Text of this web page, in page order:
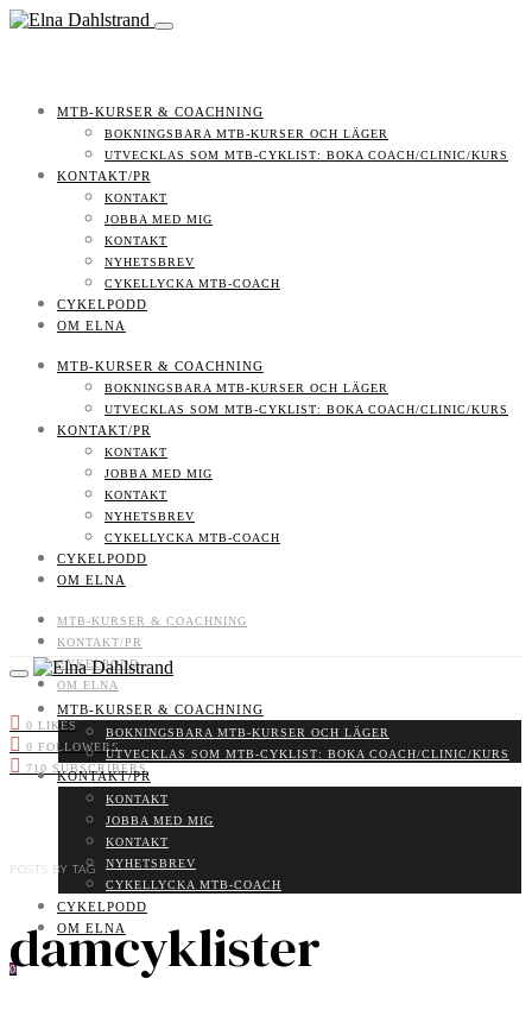
MTB-KURSER & COACHNING
BOKNINGSBARA MTB-KURSER OCH LÄGER
UTVECKLAS SOM MTB-CYKLIST: BOKA COACH/CLINIC/KURS
KONTAKT/PR
KONTAKT
JOBBA MED MIG
KONTAKT
NYHETSBREV
CYKELLYCKA MTB-COACH
CYKELPODD
OM ELNA
MTB-KURSER & COACHNING
BOKNINGSBARA MTB-KURSER OCH LÄGER
UTVECKLAS SOM MTB-CYKLIST: BOKA COACH/CLINIC/KURS
KONTAKT/PR
KONTAKT
JOBBA MED MIG
KONTAKT
NYHETSBREV
CYKELLYCKA MTB-COACH
CYKELPODD
OM ELNA
MTB-KURSER & COACHNING
KONTAKT/PR
CYKELPODD
OM ELNA
0 LIKES
0 FOLLOWERS
710 SUBSCRIBERS
MTB-KURSER & COACHNING
BOKNINGSBARA MTB-KURSER OCH LÄGER
UTVECKLAS SOM MTB-CYKLIST: BOKA COACH/CLINIC/KURS
KONTAKT/PR
KONTAKT
JOBBA MED MIG
KONTAKT
NYHETSBREV
CYKELLYCKA MTB-COACH
CYKELPODD
OM ELNA
0
POSTS BY TAG
damcyklister